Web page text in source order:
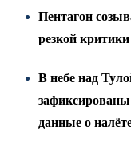
Пентагон
резкой
В небе над
данные о